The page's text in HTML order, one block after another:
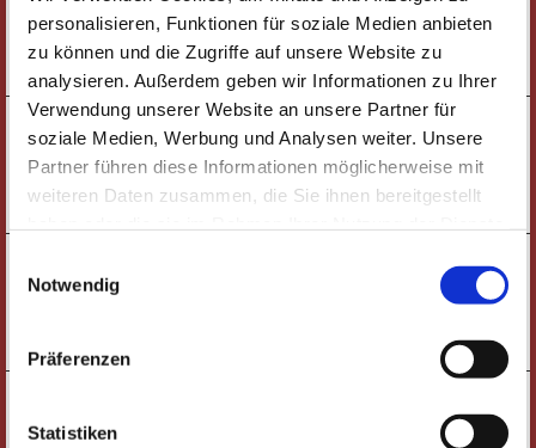
personalisieren, Funktionen für soziale Medien anbieten
zu können und die Zugriffe auf unsere Website zu
analysieren. Außerdem geben wir Informationen zu Ihrer
Verwendung unserer Website an unsere Partner für
soziale Medien, Werbung und Analysen weiter. Unsere
Partner führen diese Informationen möglicherweise mit
weiteren Daten zusammen, die Sie ihnen bereitgestellt
Datenschutzhinweise
Notwendig
Präferenzen
Statistiken
RÜSSELSHEIM SINGT WEIHNACHTSLIEDER
06.12.
15:00 UHR
KINDERTHEATER |
DER LEBKUCHENMANN
TICKETS
07.12.
DER LEBKUCHENMANN
TICKETS
08.12.
DER LEBKUCHENMANN